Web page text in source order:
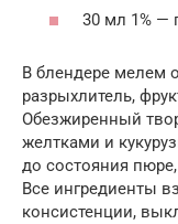
30 мл 1% —
В блендере мелем
разрыхлитель,
Обезжиренный
желтками и
до состояния
Все ингредиенты
консистенции,